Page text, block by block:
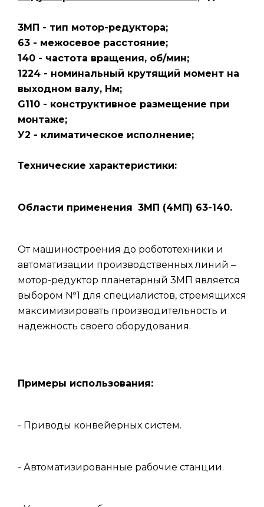
3МП - тип мотор-редуктора;
63 - межосевое расстояние;
140 - частота вращения, об/мин;
1224 - номинальный крутящий момент на
выходном валу, Нм;
G110 - конструктивное размещение при
монтаже;
У2 - климатическое исполнение;
Технические характеристики:
Области применения 3МП (4МП) 63-140.
От машиностроения до робототехники и
автоматизации производственных линий –
мотор-редуктор планетарный 3МП является
выбором №1 для специалистов, стремящихся
максимизировать производительность и
надежность своего оборудования.
Примеры использования:
- Приводы конвейерных систем.
- Автоматизированные рабочие станции.